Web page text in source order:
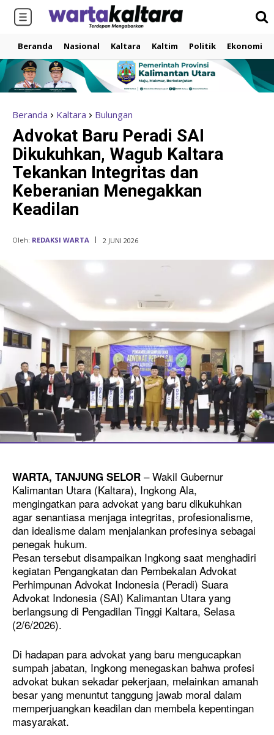
Beranda Nasional Kaltara Kaltim Politik Ekonomi
Beranda Kaltara Bulungan
Advokat Baru Peradi SAI
Dikukuhkan, Wagub Kaltara
Tekankan Integritas dan
Keberanian Menegakkan
Keadilan
Oleh: REDAKSI WARTA 2 JUNI 2026
WARTA, TANJUNG SELOR – Wakil Gubernur
Kalimantan Utara (Kaltara), Ingkong Ala,
mengingatkan para advokat yang baru dikukuhkan
agar senantiasa menjaga integritas, profesionalisme,
dan idealisme dalam menjalankan profesinya sebagai
penegak hukum.
Pesan tersebut disampaikan Ingkong saat menghadiri
kegiatan Pengangkatan dan Pembekalan Advokat
Perhimpunan Advokat Indonesia (Peradi) Suara
Advokat Indonesia (SAI) Kalimantan Utara yang
berlangsung di Pengadilan Tinggi Kaltara, Selasa
(2/6/2026).
Di hadapan para advokat yang baru mengucapkan
sumpah jabatan, Ingkong menegaskan bahwa profesi
advokat bukan sekadar pekerjaan, melainkan amanah
besar yang menuntut tanggung jawab moral dalam
memperjuangkan keadilan dan membela kepentingan
masyarakat.